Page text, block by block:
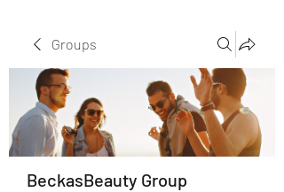
Groups
BeckasBeauty Group